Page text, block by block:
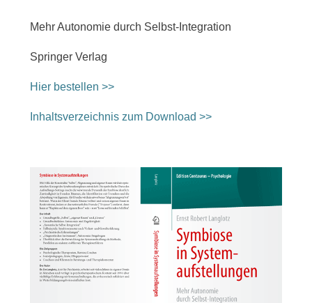
Mehr Autonomie durch Selbst-Integration
Springer Verlag
Hier bestellen >>
Inhaltsverzeichnis zum Download >>